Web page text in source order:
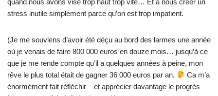
stress inutile simplement parce qu’on est trop impatient.
(Je me souviens d’avoir été déçu au bord des larmes une année
où je venais de faire 800 000 euros en douze mois… jusqu’à ce
que je me rende compte qu’il a quelques années à peine, mon
rêve le plus total était de gagner 36 000 euros par an.
Ca m’a
énormément fait réfléchir – et apprécier davantage le progrès